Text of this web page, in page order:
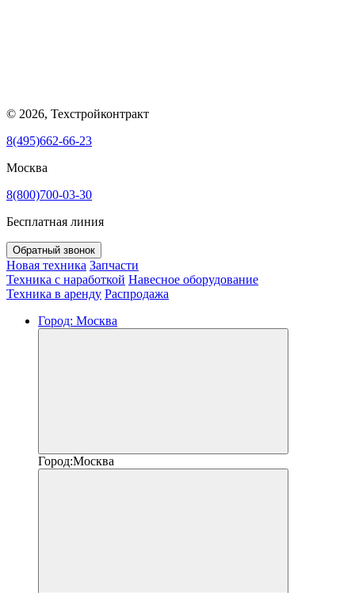
© 2026, Техстройконтракт
8(495)662-66-23
Москва
8(800)700-03-30
Бесплатная линия
Обратный звонок
Новая техника Запчасти
Техника с наработкой Навесное оборудование
Техника в аренду Распродажа
Город: Москва
Город:Москва